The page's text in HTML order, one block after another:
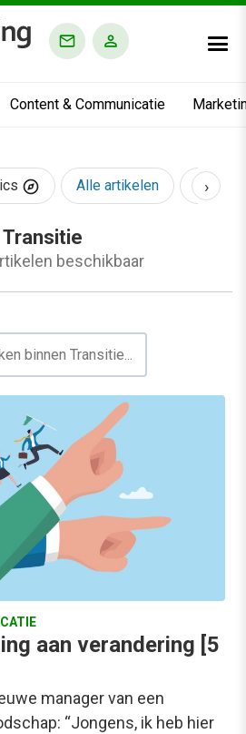
Content & Communicatie
Alle artikelen AI &
›
Transitie
beschikbaar
aan verandering [5
manager van een
“Jongens, ik heb hier